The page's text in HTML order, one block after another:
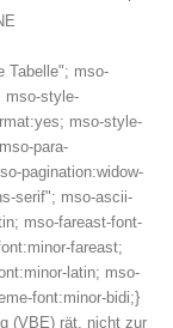
Tabelle"; mso-
mso-style-
mso-style-
para-
pagination:widow-
serif"; mso-ascii-
mso-fareast-font-
fareast;
latin; mso-
font:minor-bidi;}
(VBE) rät, nicht zur